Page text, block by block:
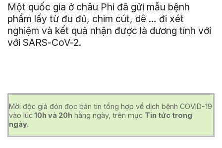
Một quốc gia ở châu Phi đã gửi mẫu bệnh
phẩm lấy từ đu đủ, chim cút, dê … đi xét
nghiệm và kết quả nhận được là dương tính với
với SARS-CoV-2.
Mời độc giả đón đọc bản tin tổng hợp về dịch bệnh COVID-19
vào lúc10h và 20h hằng ngày, trên mục Tin tức trong
ngày.